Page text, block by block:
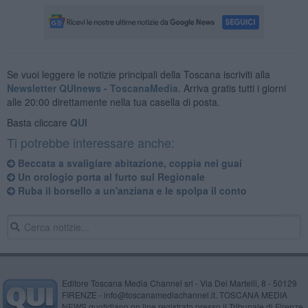
Se vuoi leggere le notizie principali della Toscana iscriviti alla
Newsletter QUInews - ToscanaMedia. Arriva gratis tutti i giorni
alle 20:00 direttamente nella tua casella di posta.
Basta cliccare QUI
Ti potrebbe interessare anche:
Beccata a svaligiare abitazione, coppia nei guai
Un orologio porta al furto sul Regionale
Ruba il borsello a un'anziana e le spolpa il conto
Editore Toscana Media Channel srl - Via Dei Martelli, 8 - 50129
FIRENZE - info@toscanamediachannel.it. TOSCANA MEDIA